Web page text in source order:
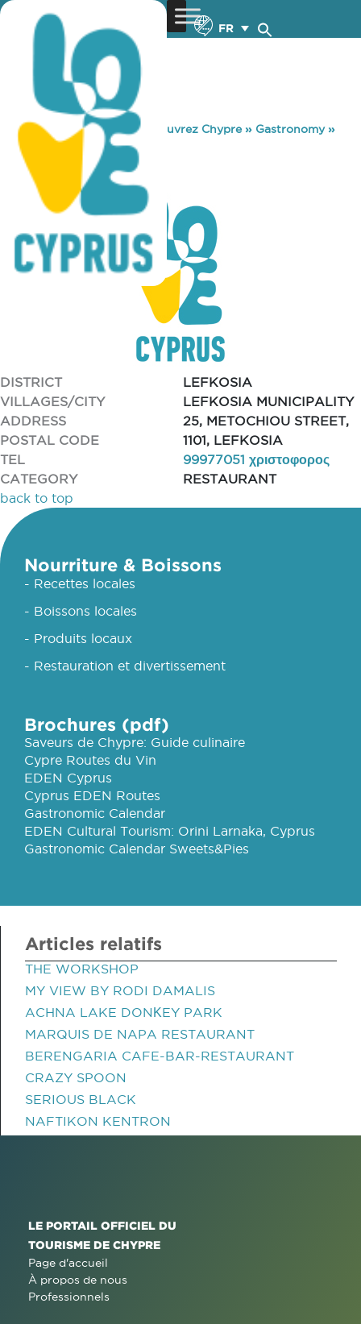
FR
You are here: Home »Découvrez Chypre» Gastronomy»
METOCHIOU 25
METOCHIOU 25
DISTRICT
LEFKOSIA
VILLAGES/CITY
LEFKOSIA MUNICIPALITY
ADDRESS
25, METOCHIOU STREET,
POSTAL CODE
1101, LEFKOSIA
TEL
99977051 χριστοφορος
CATEGORY
RESTAURANT
back to top
Nourriture & Boissons
- Recettes locales
- Boissons locales
- Produits locaux
- Restauration et divertissement
Brochures (pdf)
Saveurs de Chypre: Guide culinaire
Cypre Routes du Vin
EDEN Cyprus
Cyprus EDEN Routes
Gastronomic Calendar
EDEN Cultural Tourism: Orini Larnaka, Cyprus
Gastronomic Calendar Sweets&Pies
Articles relatifs
THE WORKSHOP
MY VIEW BY RODI DAMALIS
ACHNA LAKE DONΚEY PARK
MARQUIS DE NAPA RESTAURANT
BERENGARIA CAFE-BAR-RESTAURANT
CRAZY SPOON
SERIOUS BLACK
NAFTIKON KENTRON
LE PORTAIL OFFICIEL DU
TOURISME DE CHYPRE
Page d'accueil
À propos de nous
Professionnels